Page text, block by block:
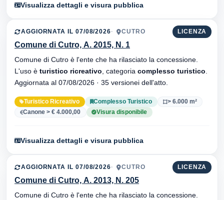
Visualizza dettagli e visura pubblica
LICENZA
AGGIORNATA IL 07/08/2026 CUTRO
Comune di Cutro, A. 2015, N. 1
Comune di Cutro è l'ente che ha rilasciato la concessione.
L'uso è turistico ricreativo , categoria complesso turistico
Aggiornata al 07/08/2026 · 35 versionei dell'atto.
Turistico Ricreativo Complesso Turistico
> 6.000 m²
Canone > € 4.000,00
Visura disponibile
Visualizza dettagli e visura pubblica
LICENZA
AGGIORNATA IL 07/08/2026 CUTRO
Comune di Cutro, A. 2013, N. 205
Comune di Cutro è l'ente che ha rilasciato la concessione.